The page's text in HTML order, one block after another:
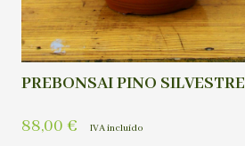
PREBONSAI PINO SILVESTRE
88,00 € IVA incluído